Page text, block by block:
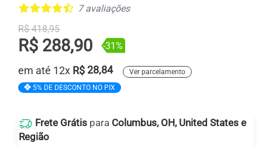
7 avaliações
Preço antigo
R$ 418,95
R$ 288,90 -31%
em até 12x R$28,84
Ver parcelamento
5% DE DESCONTO NO PIX
Frete Grátis para Columbus, OH, United States e
Região